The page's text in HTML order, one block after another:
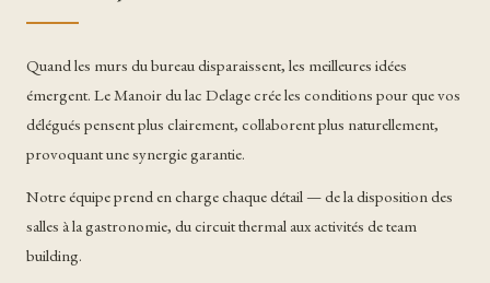
Quand les murs du bureau disparaissent, les meilleures idées
émergent. Le Manoir du lac Delage crée les conditions pour que vos
délégués pensent plus clairement, collaborent plus naturellement,
provoquant une synergie garantie.
Notre équipe prend en charge chaque détail — de la disposition des
salles à la gastronomie, du circuit thermal aux activités de team
building.